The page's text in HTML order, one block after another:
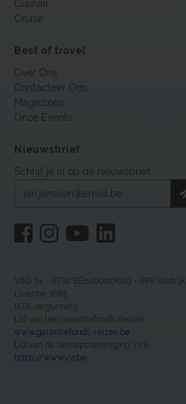
Culinair
Cruise
Best of travel
Over Ons
Contacteer Ons
Magazines
Onze Events
Nieuwsbrief
Schrijf je in op de nieuwsbrief
V&D bv - BTW BE0460017649 - RPR Kortrijk
Licentie: 1085
IATA vergunning
Lid van het Garantiefonds Reizen:
www.garantiefonds-reizen.be
Lid van de beroepsvereniging VVR:
https://www.vvr.be